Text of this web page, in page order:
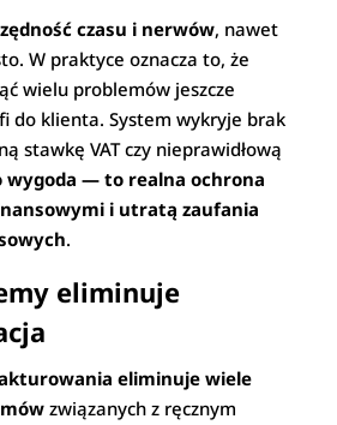
czasu i nerwów, nawet
W praktyce oznacza to, że
wielu problemów jeszcze
do klienta. System wykryje brak
stawkę VAT czy nieprawidłową
wygoda — to realna ochrona
i utratą zaufania
.
eliminuje
eliminuje wiele
związanych z ręcznym